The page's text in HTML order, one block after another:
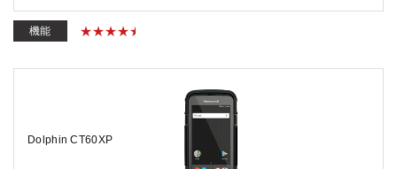
機能
Dolphin CT60XP